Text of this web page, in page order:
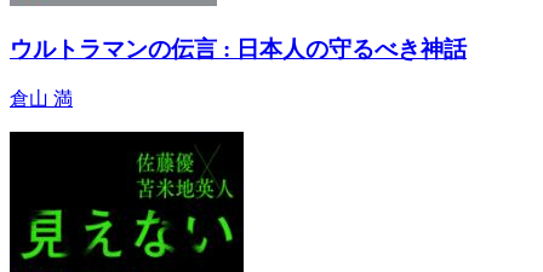
ウルトラマンの伝言 : 日本人の守るべき神話
倉山 満